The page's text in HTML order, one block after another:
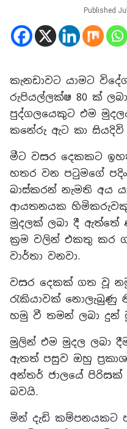
Published
කැනඩාවට යාමට
රුපියල්ලක්ෂ 80 ක්
පුද්ගලයෙකුට එම
කනේරු ඇට කා සියදිවි
මීට වසර දෙකකට
හතර වන පටුමගේ
බාස්කරන් නැමති අය
ආයතනයක
මුදලක් ලබා දී
ක්‍රම වලින් එකතු කර
වාර්තා වනවා.
වසර දෙකක් ගත වූ
රැකියාවක් නොලැබුණු
හමු වී තමන් ලබා දුන්
මුලින් එම මුදල ලබා
ඇතත් පසුව ඔහු
අන්තර් ජාලයේ
බවයි.
මින් දැඩි කම්පනයකට